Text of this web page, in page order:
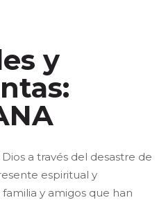
y
a través del desastre de
espiritual y
y amigos que han